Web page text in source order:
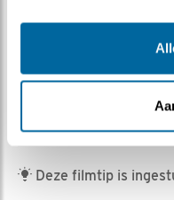
Vijver
Vind ik leuk|
met o.a putter,
Deze filmtip is